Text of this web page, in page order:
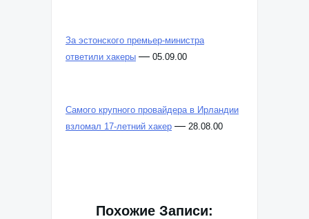
За эстонского премьер-министра
ответили хакеры — 05.09.00
Самого крупного провайдера в Ирландии
взломал 17-летний хакер — 28.08.00
Похожие Записи: